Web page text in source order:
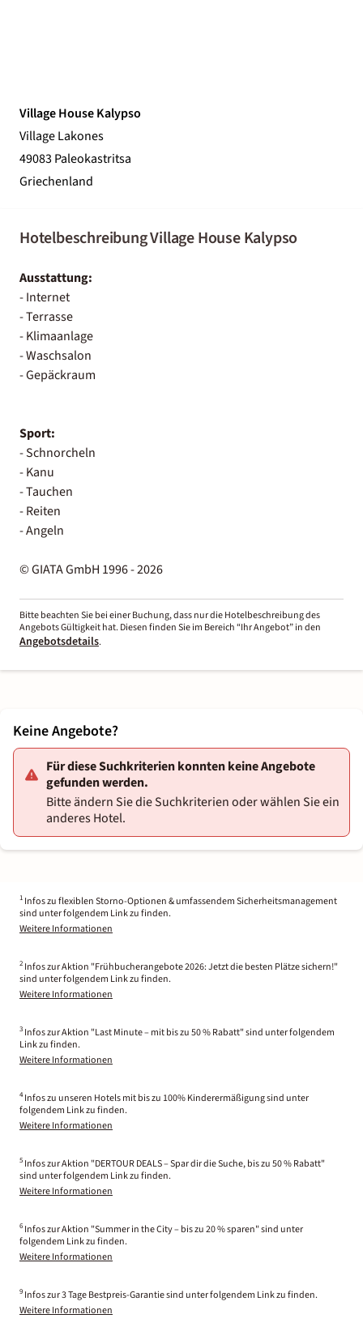
Village House Kalypso
Village Lakones
49083 Paleokastritsa
Griechenland
Hotelbeschreibung Village House Kalypso
Ausstattung:
- Internet
- Terrasse
- Klimaanlage
- Waschsalon
- Gepäckraum
Sport:
- Schnorcheln
- Kanu
- Tauchen
- Reiten
- Angeln
© GIATA GmbH 1996 - 2026
Bitte beachten Sie bei einer Buchung, dass nur die Hotelbeschreibung des
Angebots Gültigkeit hat. Diesen finden Sie im Bereich “Ihr Angebot” in den
Angebotsdetails.
Keine Angebote?
Für diese Suchkriterien konnten keine Angebote
gefunden werden.
Bitte ändern Sie die Suchkriterien oder wählen Sie ein
anderes Hotel.
1 Infos zu flexiblen Storno-Optionen & umfassendem Sicherheitsmanagement
sind unter folgendem Link zu finden.
Weitere Informationen
2 Infos zur Aktion "Frühbucherangebote 2026: Jetzt die besten Plätze sichern!"
sind unter folgendem Link zu finden.
Weitere Informationen
3 Infos zur Aktion "Last Minute – mit bis zu 50 % Rabatt" sind unter folgendem
Link zu finden.
Weitere Informationen
4 Infos zu unseren Hotels mit bis zu 100% Kinderermäßigung sind unter
folgendem Link zu finden.
Weitere Informationen
5 Infos zur Aktion "DERTOUR DEALS – Spar dir die Suche, bis zu 50 % Rabatt"
sind unter folgendem Link zu finden.
Weitere Informationen
6 Infos zur Aktion "Summer in the City – bis zu 20 % sparen" sind unter
folgendem Link zu finden.
Weitere Informationen
9 Infos zur 3 Tage Bestpreis-Garantie sind unter folgendem Link zu finden.
Weitere Informationen